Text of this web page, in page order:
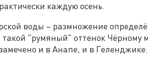
каждую осень.
воды – размножение
"румяный" оттенок Чёрному
и в Анапе, и в Геленджике.